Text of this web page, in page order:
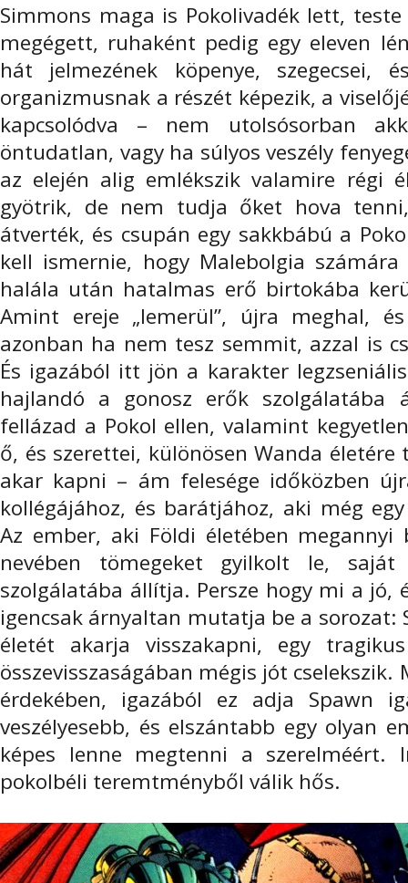
Simmons maga is Pokolivadék lett,
megégett, ruhaként pedig egy eleven
hát jelmezének köpenye,
organizmusnak a részét képezik, a
kapcsolódva – nem utolsósorban
öntudatlan, vagy ha súlyos veszély
az elején alig emlékszik valamire régi
gyötrik, de nem tudja őket hova
átverték, és csupán egy sakkbábú a
kell ismernie, hogy Malebolgia
halála után hatalmas erő birtokába
Amint ereje „lemerül”, újra meghal,
azonban ha nem tesz semmit, azzal is
És igazából itt jön a karakter
hajlandó a gonosz erők szolgálatába
fellázad a Pokol ellen, valamint
ő, és szerettei, különösen Wanda
akar kapni – ám felesége időközben
kollégájához, és barátjához, aki még
Az ember, aki Földi életében
nevében tömegeket gyilkolt le,
szolgálatába állítja. Persze hogy mi a jó,
igencsak árnyaltan mutatja be a sorozat:
életét akarja visszakapni, egy
összevisszaságában mégis jót
érdekében, igazából ez adja Spawn
veszélyesebb, és elszántabb egy olyan
képes lenne megtenni a szerelméért.
pokolbéli teremtményből válik hős.